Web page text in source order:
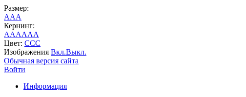
Размер:
AAA
Кернинг:
AAAAAA
Цвет: CCC
Изображения Вкл.Выкл.
Обычная версия сайта
Войти
Информация